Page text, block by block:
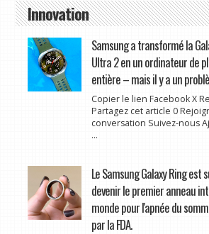
Innovation
Samsung a transformé la
Ultra 2 en un ordinateur de
entière – mais il y a un
Copier le lien Facebook X
Partagez cet article 0
conversation Suivez-nous
...
Le Samsung Galaxy Ring est
devenir le premier anneau
monde pour l'apnée du
par la FDA.